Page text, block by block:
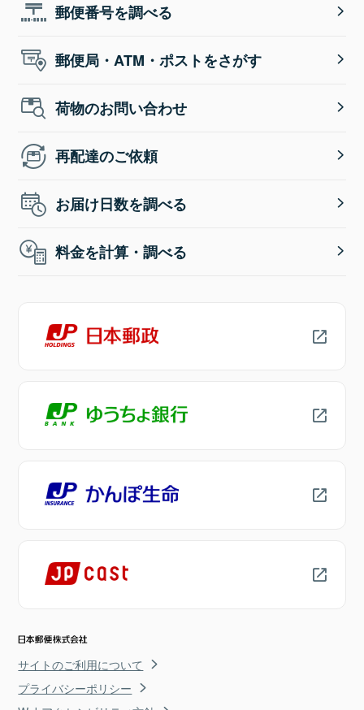
郵便番号を調べる
郵便局・ATM・ポストをさがす
荷物のお問い合わせ
再配達のご依頼
お届け日数を調べる
料金を計算・調べる
サイトのご利用について
プライバシーポリシー